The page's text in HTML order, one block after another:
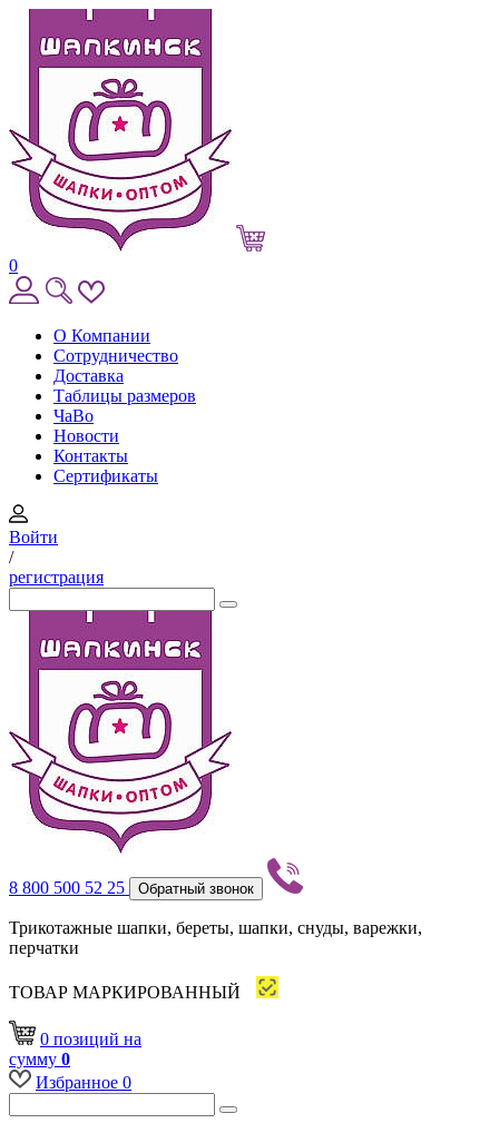
0
О Компании
Сотрудничество
Доставка
Таблицы размеров
ЧаВо
Новости
Контакты
Сертификаты
Войти
/
регистрация
8 800 500 52 25 Обратный звонок
Трикотажные шапки, береты, шапки, снуды, варежки,
перчатки
ТОВАР МАРКИРОВАННЫЙ
0 позиций на
сумму 0
Избранное 0